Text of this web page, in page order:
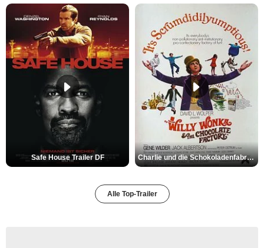
Safe House Trailer DF Charlie und die Schokoladenfabrik Trailer OV
Alle Top-Trailer